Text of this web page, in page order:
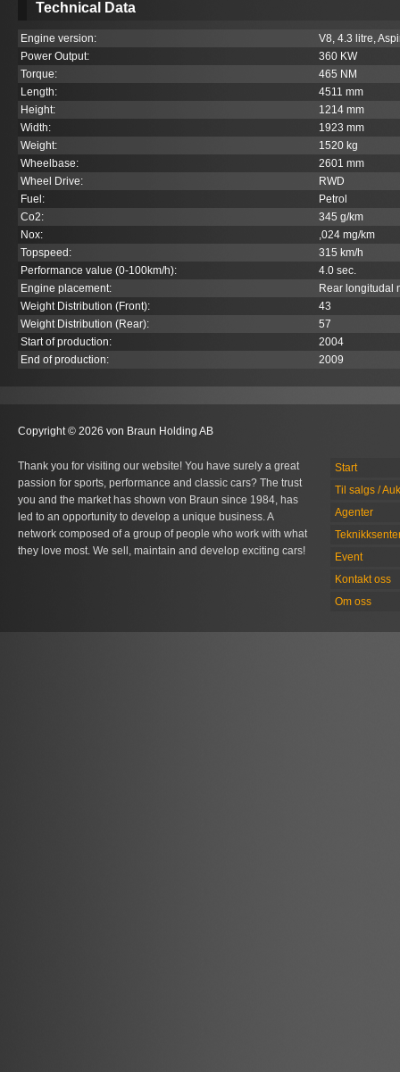
Technical Data
Engine version:
V8, 4.3 litre,
Power Output:
360 KW
Torque:
465 NM
Length:
4511 mm
Height:
1214 mm
Width:
1923 mm
Weight:
1520 kg
Wheelbase:
2601 mm
Wheel Drive:
RWD
Fuel:
Petrol
Co2:
345 g/km
Nox:
,024 mg/km
Topspeed:
315 km/h
Performance value (0-100km/h):
4.0 sec.
Engine placement:
Rear longitudal
Weight Distribution (Front):
43
Weight Distribution (Rear):
57
Start of production:
2004
End of production:
2009
Copyright © 2026 von Braun Holding AB
Thank you for visiting our website! You have surely a great
passion for sports, performance and classic cars? The trust
you and the market has shown von Braun since 1984, has
led to an opportunity to develop a unique business. A
network composed of a group of people who work with what
they love most. We sell, maintain and develop exciting cars!
Start
Til salgs /
Agenter
Event
Kontakt oss
Om oss